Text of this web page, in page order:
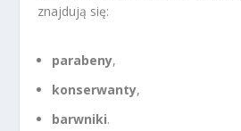
znajdują się:
parabeny,
konserwanty,
barwniki.